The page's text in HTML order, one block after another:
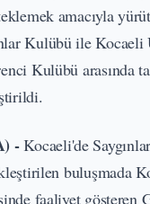
amacıyla
Kulübü ile
Kulübü arasında
-Kocaeli'de
buluşmada
faaliyet gösteren